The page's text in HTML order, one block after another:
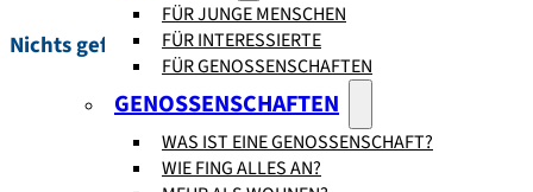
FÜR JUNGE MENSCHEN
FÜR INTERESSIERTE
FÜR GENOSSENSCHAFTEN
GENOSSENSCHAFTEN
WAS IST EINE GENOSSENSCHAFT?
WIE FING ALLES AN?
Nichts gefunden.